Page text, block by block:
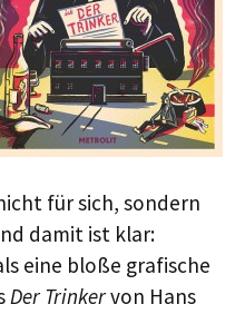
für sich, sondern
damit ist klar:
eine bloße grafische
Der Trinkervon Hans